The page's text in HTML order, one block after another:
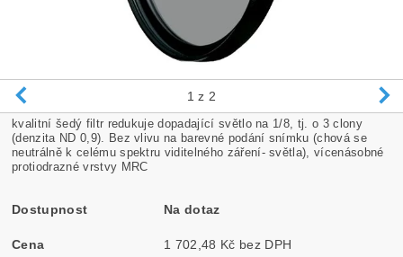
1 z 2
kvalitní šedý filtr redukuje dopadající světlo na 1/8, tj. o 3 clony
(denzita ND 0,9). Bez vlivu na barevné podání snímku (chová se
neutrálně k celému spektru viditelného záření- světla), vícenásobné
protiodrazné vrstvy MRC
Dostupnost Na dotaz
Cena 1 702,48 Kč bez DPH